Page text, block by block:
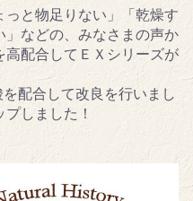
っと物足りない」「乾燥す
」などの、みなさまの声か
高配合してＥＸシリーズが
配合して改良を行いまし
しました！